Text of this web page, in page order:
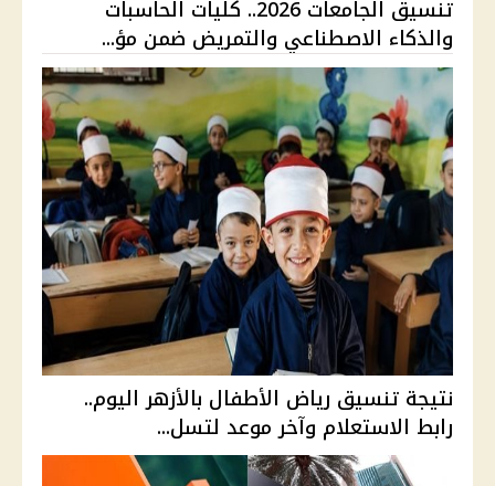
تنسيق الجامعات 2026.. كليات الحاسبات
والذكاء الاصطناعي والتمريض ضمن مؤ...
نتيجة تنسيق رياض الأطفال بالأزهر اليوم..
رابط الاستعلام وآخر موعد لتسل...